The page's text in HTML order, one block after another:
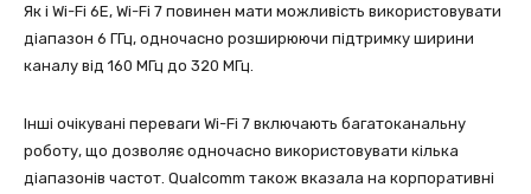
Як і Wi-Fi 6E, Wi-Fi 7 повинен мати можливість використовувати
діапазон 6 ГГц, одночасно розширюючи підтримку ширини
каналу від 160 МГц до 320 МГц.
Інші очікувані переваги Wi-Fi 7 включають багатоканальну
роботу, що дозволяє одночасно використовувати кілька
діапазонів частот. Qualcomm також вказала на корпоративні